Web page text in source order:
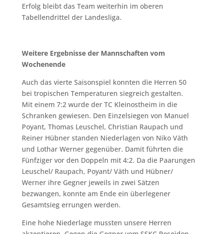
Erfolg bleibt das Team weiterhin im oberen
Tabellendrittel der Landesliga.
Weitere Ergebnisse der Mannschaften vom
Wochenende
Auch das vierte Saisonspiel konnten die Herren 50
bei tropischen Temperaturen siegreich gestalten.
Mit einem 7:2 wurde der TC Kleinostheim in die
Schranken gewiesen. Den Einzelsiegen von Manuel
Poyant, Thomas Leuschel, Christian Raupach und
Reiner Hübner standen Niederlagen von Niko Väth
und Lothar Werner gegenüber. Damit führten die
Fünfziger vor den Doppeln mit 4:2. Da die Paarungen
Leuschel/ Raupach, Poyant/ Väth und Hübner/
Werner ihre Gegner jeweils in zwei Sätzen
bezwangen, konnte am Ende ein überlegener
Gesamtsieg errungen werden.
Eine hohe Niederlage mussten unsere Herren